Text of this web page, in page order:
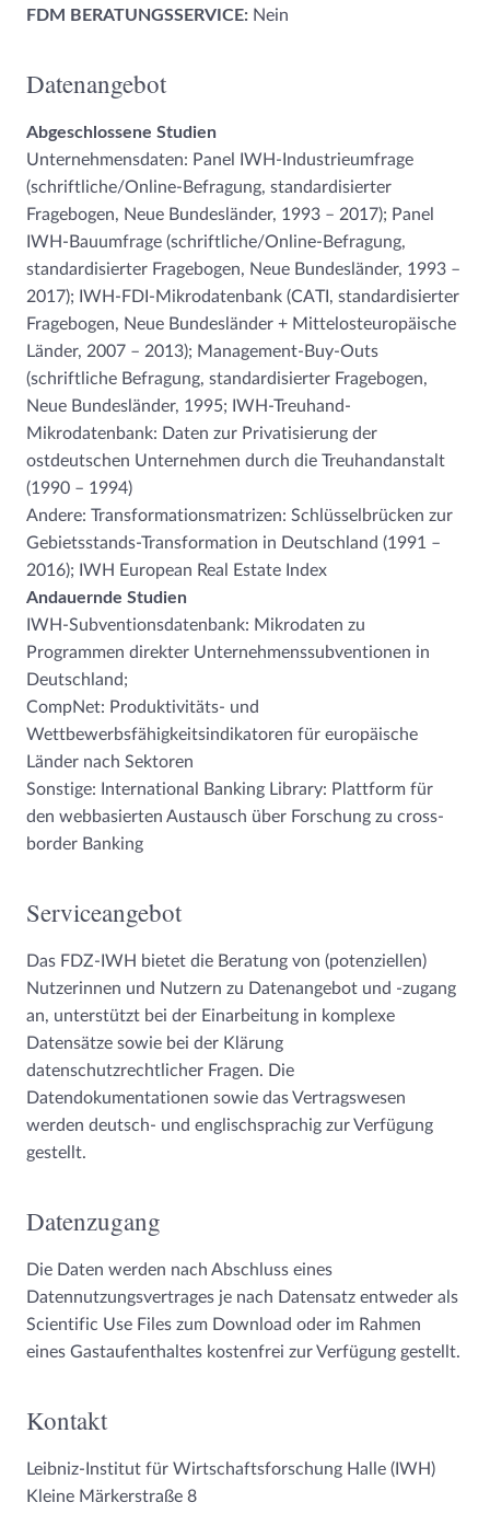
FDM BERATUNGSSERVICE: Nein
Datenangebot
Abgeschlossene Studien
Unternehmensdaten: Panel IWH-Industrieumfrage
(schriftliche/Online-Befragung, standardisierter
Fragebogen, Neue Bundesländer, 1993 – 2017); Panel
IWH-Bauumfrage (schriftliche/Online-Befragung,
standardisierter Fragebogen, Neue Bundesländer, 1993 –
2017); IWH-FDI-Mikrodatenbank (CATI, standardisierter
Fragebogen, Neue Bundesländer + Mittelosteuropäische
Länder, 2007 – 2013); Management-Buy-Outs
(schriftliche Befragung, standardisierter Fragebogen,
Neue Bundesländer, 1995; IWH-Treuhand-
Mikrodatenbank: Daten zur Privatisierung der
ostdeutschen Unternehmen durch die Treuhandanstalt
(1990 – 1994)
Andere: Transformationsmatrizen: Schlüsselbrücken zur
Gebietsstands-Transformation in Deutschland (1991 –
2016); IWH European Real Estate Index
Andauernde Studien
IWH-Subventionsdatenbank: Mikrodaten zu
Programmen direkter Unternehmenssubventionen in
Deutschland;
CompNet: Produktivitäts- und
Wettbewerbsfähigkeitsindikatoren für europäische
Länder nach Sektoren
Sonstige: International Banking Library: Plattform für
den webbasierten Austausch über Forschung zu cross-
border Banking
Serviceangebot
Das FDZ-IWH bietet die Beratung von (potenziellen)
Nutzerinnen und Nutzern zu Datenangebot und -zugang
an, unterstützt bei der Einarbeitung in komplexe
Datensätze sowie bei der Klärung
datenschutzrechtlicher Fragen. Die
Datendokumentationen sowie das Vertragswesen
werden deutsch- und englischsprachig zur Verfügung
gestellt.
Datenzugang
Die Daten werden nach Abschluss eines
Datennutzungsvertrages je nach Datensatz entweder als
Scientific Use Files zum Download oder im Rahmen
eines Gastaufenthaltes kostenfrei zur Verfügung gestellt.
Kontakt
Leibniz-Institut für Wirtschaftsforschung Halle (IWH)
Kleine Märkerstraße 8